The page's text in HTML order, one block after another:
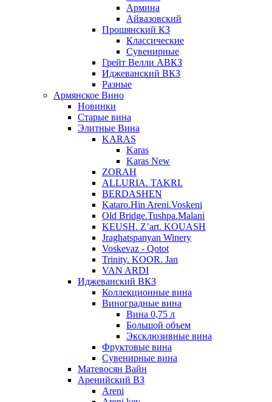
Армина
Айвазовский
Прошянский КЗ
Классические
Сувенирные
Грейт Велли АВКЗ
Иджеванский ВКЗ
Разные
Армянское Вино
Новинки
Старые вина
Элитные Вина
KARAS
Karas
Karas New
ZORAH
ALLURIA. TAKRI.
BERDASHEN
Kataro.Hin Areni.Voskeni
Old Bridge.Tushpa.Malani
KEUSH. Z’art. KOUASH
Jraghatspanyan Winery
Voskevaz - Qotot
Trinity. KOOR. Jan
VAN ARDI
Иджеванский ВКЗ
Коллекционные вина
Виноградные вина
Вина 0,75 л
Большой объем
Эксклюзивные вина
Фруктовые вина
Cувенирные вина
Матевосян Вайн
Аренийский ВЗ
Areni